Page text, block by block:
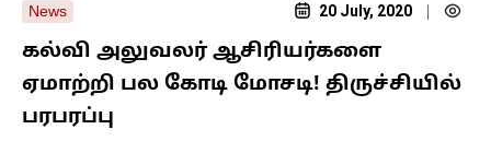
News 20 July, 2020
கல்வி அலுவலர் ஆசிரியர்களை
ஏமாற்றி பல கோடி மோசடி! திருச்சியில்
பரபரப்பு